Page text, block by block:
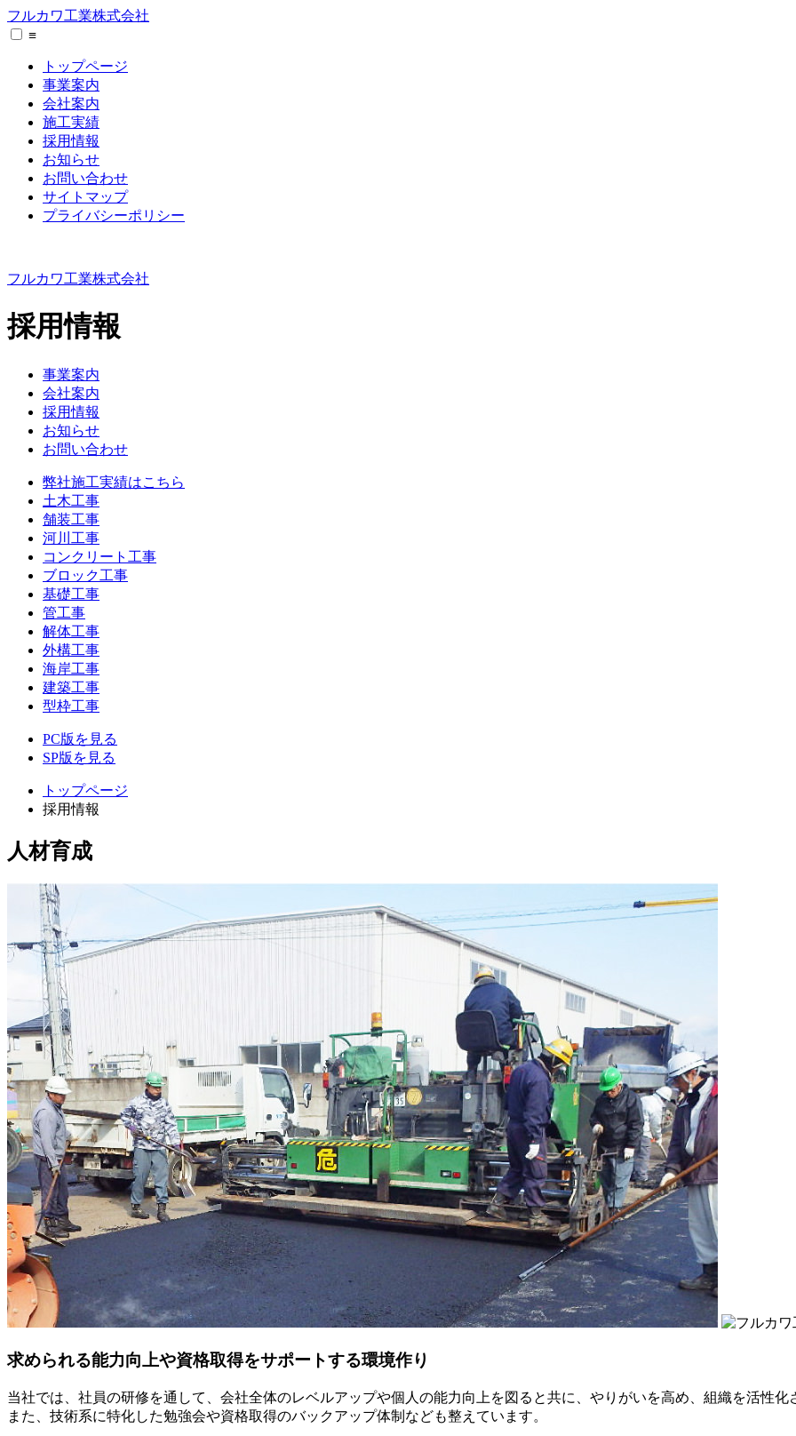
フルカワ工業株式会社
≡
トップページ
事業案内
会社案内
施工実績
採用情報
お知らせ
お問い合わせ
サイトマップ
プライバシーポリシー
フルカワ工業株式会社
採用情報
事業案内
会社案内
採用情報
お知らせ
お問い合わせ
弊社施工実績はこちら
土木工事
舗装工事
河川工事
コンクリート工事
ブロック工事
基礎工事
管工事
解体工事
外構工事
海岸工事
建築工事
型枠工事
PC版を見る
SP版を見る
トップページ
採用情報
人材育成
求められる能力向上や資格取得をサポートする環境作り
当社では、社員の研修を通して、会社全体のレベルアップや個人の能力向上を図ると共に、やりがいを高め、組織を活性化
また、技術系に特化した勉強会や資格取得のバックアップ体制なども整えています。